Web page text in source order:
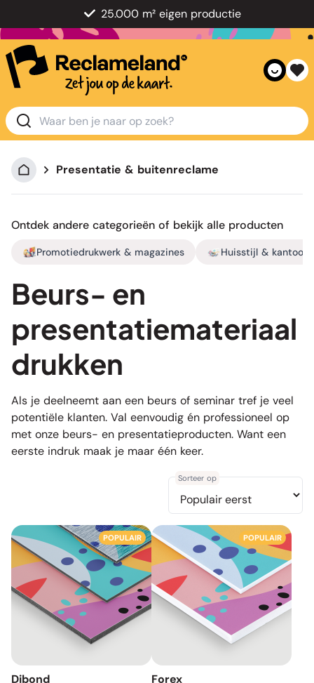
25.000 m² eigen productie
Presentatie & buitenreclame
Ontdek andere categorieën of bekijk alle producten
Promotiedrukwerk & magazines Huisstijl & kantoor
Beurs- en
presentatiemateriaal
drukken
Als je deelneemt aan een beurs of seminar tref je veel
potentiële klanten. Val eenvoudig én professioneel op
met onze beurs- en presentatieproducten. Want een
eerste indruk maak je maar één keer.
Sorteer op
POPULAIR
Dibond
POPULAIR
Forex